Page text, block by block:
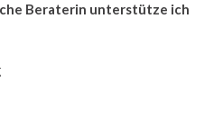
Beraterin unterstütze ich